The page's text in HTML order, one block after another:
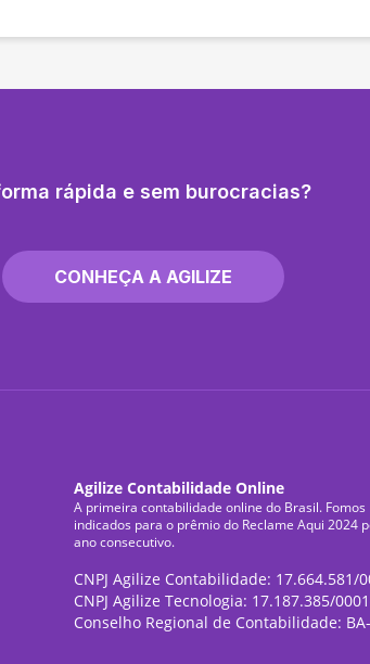
rápida e sem burocracias?
CONHEÇA A AGILIZE
Agilize Contabilidade Online
A primeira contabilidade online do Brasil. Fomos
indicados para o prêmio do Reclame Aqui 2024
ano consecutivo.
CNPJ Agilize Contabilidade: 17.664.581/
CNPJ Agilize Tecnologia: 17.187.385/
Conselho Regional de Contabilidade: